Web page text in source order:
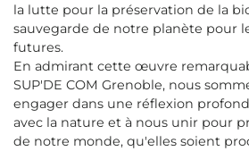
la lutte pour la préservation de la
sauvegarde de notre planète pour
futures.
En admirant cette œuvre
SUP'DE COM Grenoble, nous
engager dans une réflexion
avec la nature et à nous unir pour
de notre monde, qu'elles soient